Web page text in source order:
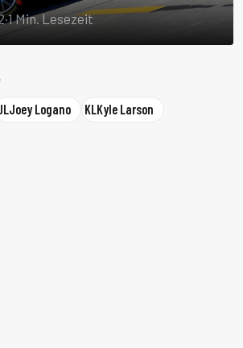
·1 Min. Lesezeit
Joey Logano KLKyle Larson